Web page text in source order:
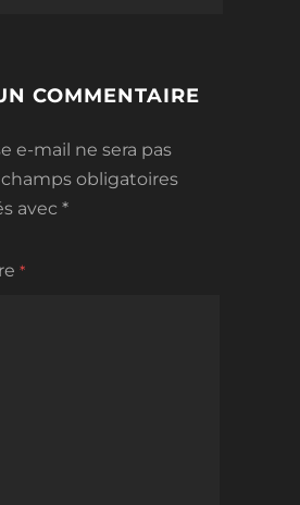
COMMENTAIRE
e-mail ne sera pas
champs obligatoires
avec *
*